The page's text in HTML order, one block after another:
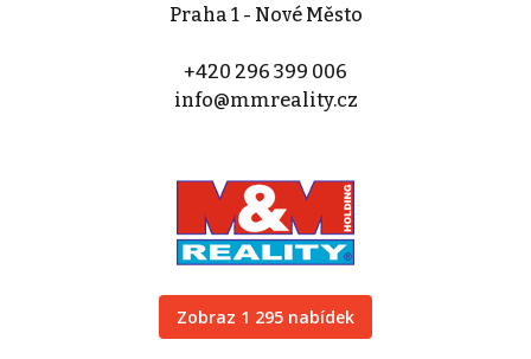
Praha 1 - Nové Město
+420 296 399 006
info@mmreality.cz
Zobraz 1 295 nabídek